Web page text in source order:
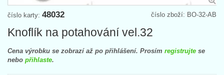
číslo zboží: BO-32-AB
číslo karty: 48032
Knoflík na potahování vel.32
Cena výrobku se zobrazí až po přihlášení. Prosím registrujte se
nebo přihlaste.